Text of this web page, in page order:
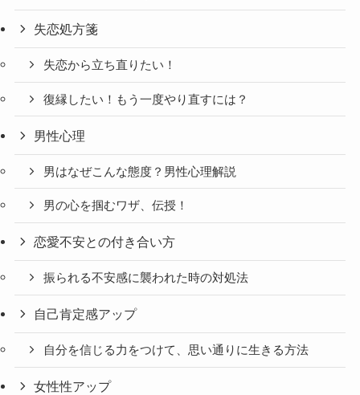
失恋処方箋
失恋から立ち直りたい！
復縁したい！もう一度やり直すには？
男性心理
男はなぜこんな態度？男性心理解説
男の心を掴むワザ、伝授！
恋愛不安との付き合い方
振られる不安感に襲われた時の対処法
自己肯定感アップ
自分を信じる力をつけて、思い通りに生きる方法
女性性アップ